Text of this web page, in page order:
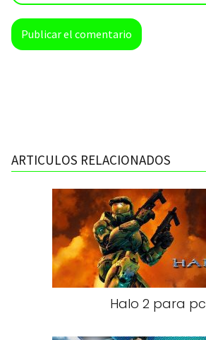
ARTICULOS RELACIONADOS
Halo 2 para pc